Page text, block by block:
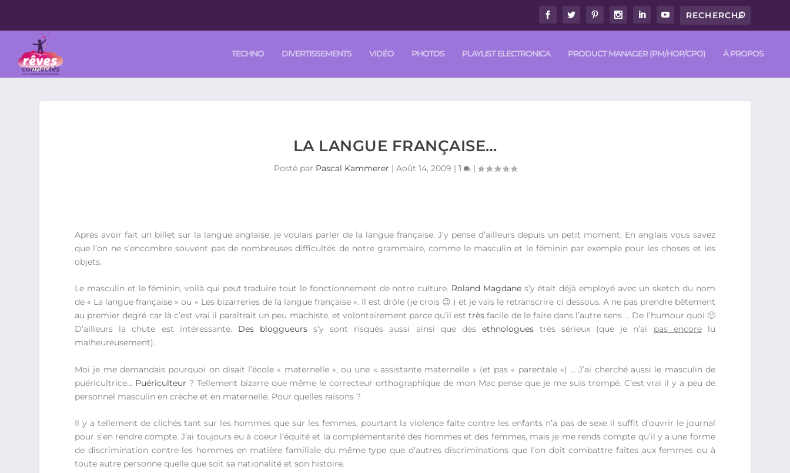
TECHNO DIVERTISSEMENTS VIDÉO PHOTOS PLAYLIST ELECTRONICA PRODUCT MANAGER (PM/HOP/CPO) À PROPOS
LA LANGUE FRANÇAISE…
Posté par Pascal Kammerer | Août 14, 2009 | 1 |
Après avoir fait un billet sur la langue anglaise, je voulais parler de la langue française. J’y pense d’ailleurs depuis un petit moment. En anglais vous savez
que l’on ne s’encombre souvent pas de nombreuses difficultés de notre grammaire, comme le masculin et le féminin par exemple pour les choses et les
objets.
Le masculin et le féminin, voilà qui peut traduire tout le fonctionnement de notre culture. Roland Magdanes’y était déjà employé avec un sketch du nom
de « La langue française » ou « Les bizarreries de la langue française ». Il est drôle (je crois 😉 ) et je vais le retranscrire ci dessous. A ne pas prendre bêtement
au premier degré car là c’est vrai il paraîtrait un peu machiste, et volontairement parce qu’il esttrès facile de le faire dans l’autre sens … De l’humour quoi 🙂
D’ailleurs la chute est intéressante. Des bloggueurss’y sont risqués aussi ainsi que des ethnologuestrès sérieux (que je n’ai pas encorelu
malheureusement).
Moi je me demandais pourquoi on disait l’école « maternelle », ou une « assistante maternelle » (et pas « parentale ») … J’ai cherché aussi le masculin de
puéricultrice… Puériculteur ? Tellement bizarre que même le correcteur orthographique de mon Mac pense que je me suis trompé. C’est vrai il y a peu de
personnel masculin en crèche et en maternelle. Pour quelles raisons ?
Il y a tellement de clichés tant sur les hommes que sur les femmes, pourtant la violence faite contre les enfants n’a pas de sexe il suffit d’ouvrir le journal
pour s’en rendre compte. J’ai toujours eu à coeur l’équité et la complémentarité des hommes et des femmes, mais je me rends compte qu’il y a une forme
de discrimination contre les hommes en matière familiale du même type que d’autres discriminations que l’on doit combattre faites aux femmes ou à
toute autre personne quelle que soit sa nationalité et son histoire.